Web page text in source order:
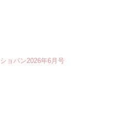
ショパン2026年6月号